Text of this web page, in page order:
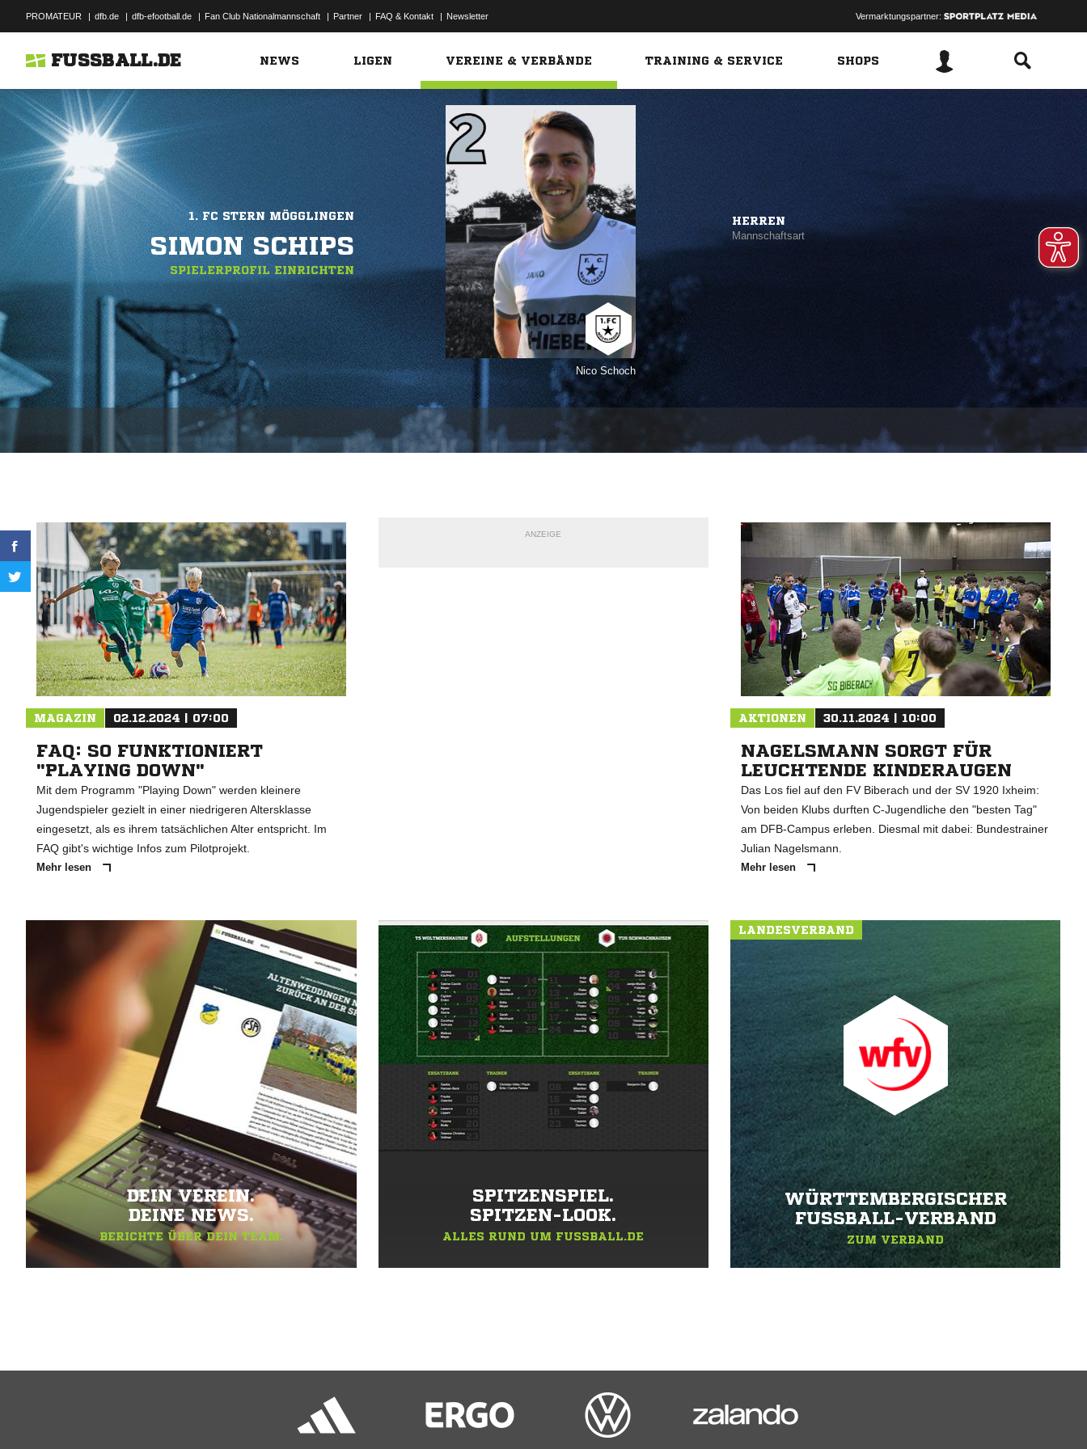
PROMATEUR | dfb.de | dfb-efootball.de | Fan Club Nationalmannschaft | Partner | FAQ & Kontakt | Newsletter Vermarktungspartner:
FUSSBALL.DE NEWS LIGEN VEREINE & VERBÄNDE TRAINING & SERVICE SHOPS
1. FC STERN MÖGGLINGEN
SIMON SCHIPS
Nico Schoch
SPIELERPROFIL EINRICHTEN
HERREN
Mannschaftsart
MAGAZIN 02.12.2024 | 07:00
FAQ: SO FUNKTIONIERT
"PLAYING DOWN"
Mit dem Programm "Playing Down" werden kleinere
Jugendspieler gezielt in einer niedrigeren Altersklasse
eingesetzt, als es ihrem tatsächlichen Alter entspricht. Im
FAQ gibt's wichtige Infos zum Pilotprojekt.
Mehr lesen
ANZEIGE
AKTIONEN 30.11.2024 | 10:00
NAGELSMANN SORGT FÜR
LEUCHTENDE KINDERAUGEN
Das Los fiel auf den FV Biberach und der SV 1920 Ixheim:
Von beiden Klubs durften C-Jugendliche den "besten Tag"
am DFB-Campus erleben. Diesmal mit dabei: Bundestrainer
Julian Nagelsmann.
Mehr lesen
DEIN VEREIN.
DEINE NEWS.
BERICHTE ÜBER DEIN TEAM.
SPITZENSPIEL.
SPITZEN-LOOK.
ALLES RUND UM FUSSBALL.DE
LANDESVERBAND
WÜRTTEMBERGISCHER
FUSSBALL-VERBAND
ZUM VERBAND